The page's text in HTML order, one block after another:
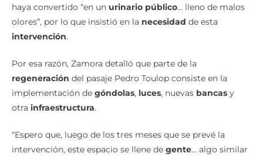
olores”, por lo que insistió en lanecesidadde esta
intervención.
regeneración del pasaje Pedro Toulop consiste en la
implementación degóndolas, luces, nuevasbancas
otrainfraestructura .
intervención, este espacio se llene degente … algo similar
a lacalle Santa Ana”, adelantó el alcalde.